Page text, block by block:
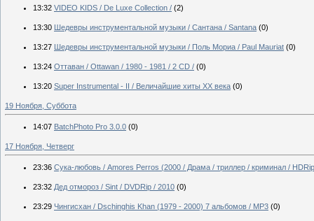
13:32 VIDEO KIDS / De Luxe Collection / (2)
13:30 Шедевры инструментальной музыки / Сантана / Santana (0)
13:27 Шедевры инструментальной музыки / Поль Мориа / Paul Mauriat (0)
13:24 Оттаван / Ottawan / 1980 - 1981 / 2 CD / (0)
13:20 Super Instrumental - II / Величайшие хиты ХХ века (0)
19 Ноября, Суббота
14:07 BatchPhoto Pro 3.0.0 (0)
17 Ноября, Четверг
23:36 Сука-любовь / Amores Perros (2000 / Драма / триллер / криминал /
23:32 Дед отмороз / Sint / DVDRip / 2010 (0)
23:29 Чингисхан / Dschinghis Khan (1979 - 2000) 7 альбомов / MP3 (0)